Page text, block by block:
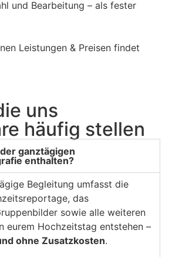
und Bearbeitung – als fester
Leistungen & Preisen findet
uns
häufig stellen
ganztägigen
enthalten?
Begleitung umfasst die
das
sowie alle weiteren
eurem Hochzeitstag entstehen –
ohne Zusatzkosten.